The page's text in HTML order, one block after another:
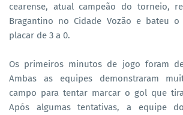
cearense, atual campeão do torneio,
Bragantino no Cidade Vozão e bateu
placar de 3 a 0.
Os primeiros minutos de jogo foram
Ambas as equipes demonstraram
campo para tentar marcar o gol que
Após algumas tentativas, a equipe